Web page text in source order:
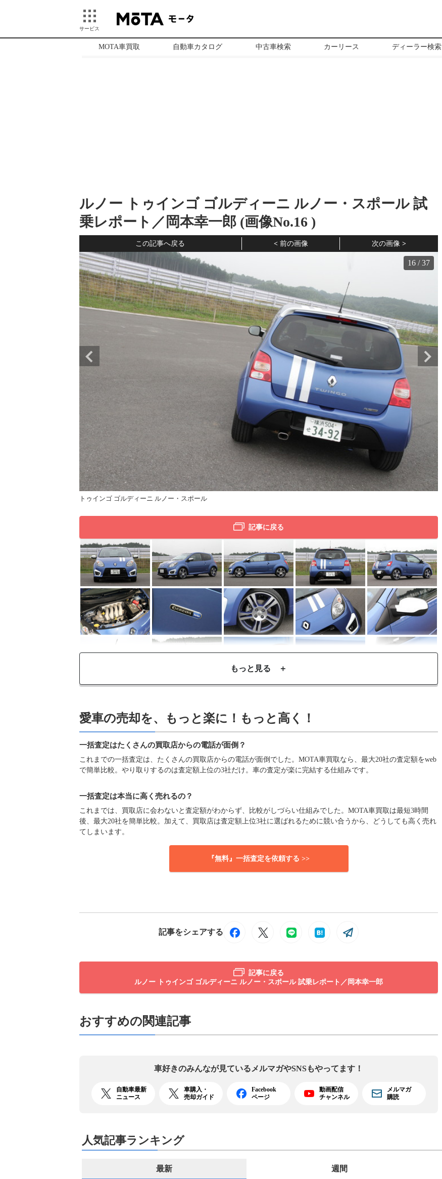
サービス
MOTA車買取 自動車カタログ 中古車検索 カーリース ディーラー検索
ルノー トゥインゴ ゴルディーニ ルノー・スポール 試
乗レポート／岡本幸一郎 (画像No.16 )
この記事へ戻る 前の画像 次の画像
トゥインゴ ゴルディーニ ルノー・スポール
16 /37
記事に戻る
もっと見る ＋
愛車の売却を、もっと楽に！もっと高く！
一括査定はたくさんの買取店からの電話が面倒？
これまでの一括査定は、たくさんの買取店からの電話が面倒でした。MOTA車買取なら、最大20社の査定額をweb
で簡単比較。やり取りするのは査定額上位の3社だけ。車の査定が楽に完結する仕組みです。
一括査定は本当に高く売れるの？
これまでは、買取店に会わないと査定額がわからず、比較がしづらい仕組みでした。MOTA車買取は最短3時間
後、最大20社を簡単比較。加えて、買取店は査定額上位3社に選ばれるために競い合うから、どうしても高く売れ
てしまいます。
『無料』一括査定を依頼する >>
記事をシェアする
記事に戻る
ルノー トゥインゴ ゴルディーニ ルノー・スポール 試乗レポート／岡本幸一郎
おすすめの関連記事
車好きのみんなが見ている メルマガやSNSもやってます！
自動車最新
ニュース
車購入・
売却ガイド
Facebook
ページ
動画配信
チャンネル
メルマガ
購読
人気記事ランキング
最新 週間